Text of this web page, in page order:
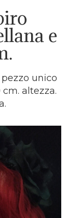
e
unico
altezza.